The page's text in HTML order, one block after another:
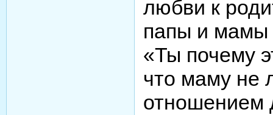
любви к
папы и мамы
«Ты почему
что маму не
отношением